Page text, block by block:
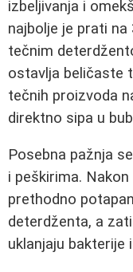
izbeljivanja i
najbolje je prati
tečnim
ostavlja beličaste
tečnih proizvoda
direktno sipa u
Posebna pažnja
i peškirima.
prethodno
deterdženta, a
uklanjaju bakterije